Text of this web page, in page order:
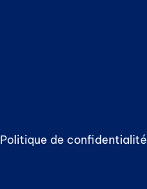
Politique de confidentialité